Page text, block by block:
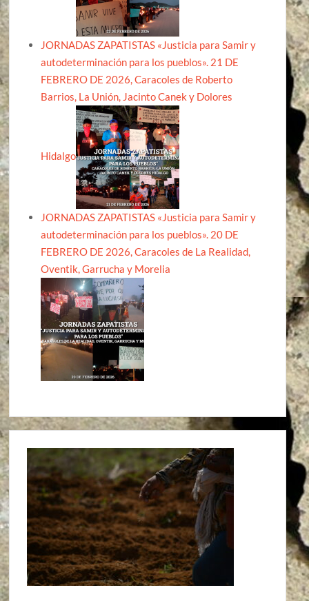
JORNADAS ZAPATISTAS «Justicia para Samir y
autodeterminación para los pueblos». 21 DE
FEBRERO DE 2026, Caracoles de Roberto
Barrios, La Unión, Jacinto Canek y Dolores
Hidalgo
JORNADAS ZAPATISTAS «Justicia para Samir y
autodeterminación para los pueblos». 20 DE
FEBRERO DE 2026, Caracoles de La Realidad,
Oventik, Garrucha y Morelia